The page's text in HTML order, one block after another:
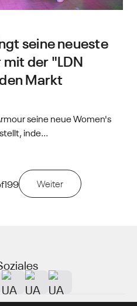
seine neueste
der "LDN
Markt
seine neue Women's
inde...
199 Weiter